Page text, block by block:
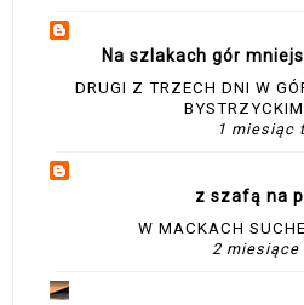
Na szlakach gór
DRUGI Z TRZECH DNI W
1 miesiąc
z szafą na
W MACKACH
2 miesiące